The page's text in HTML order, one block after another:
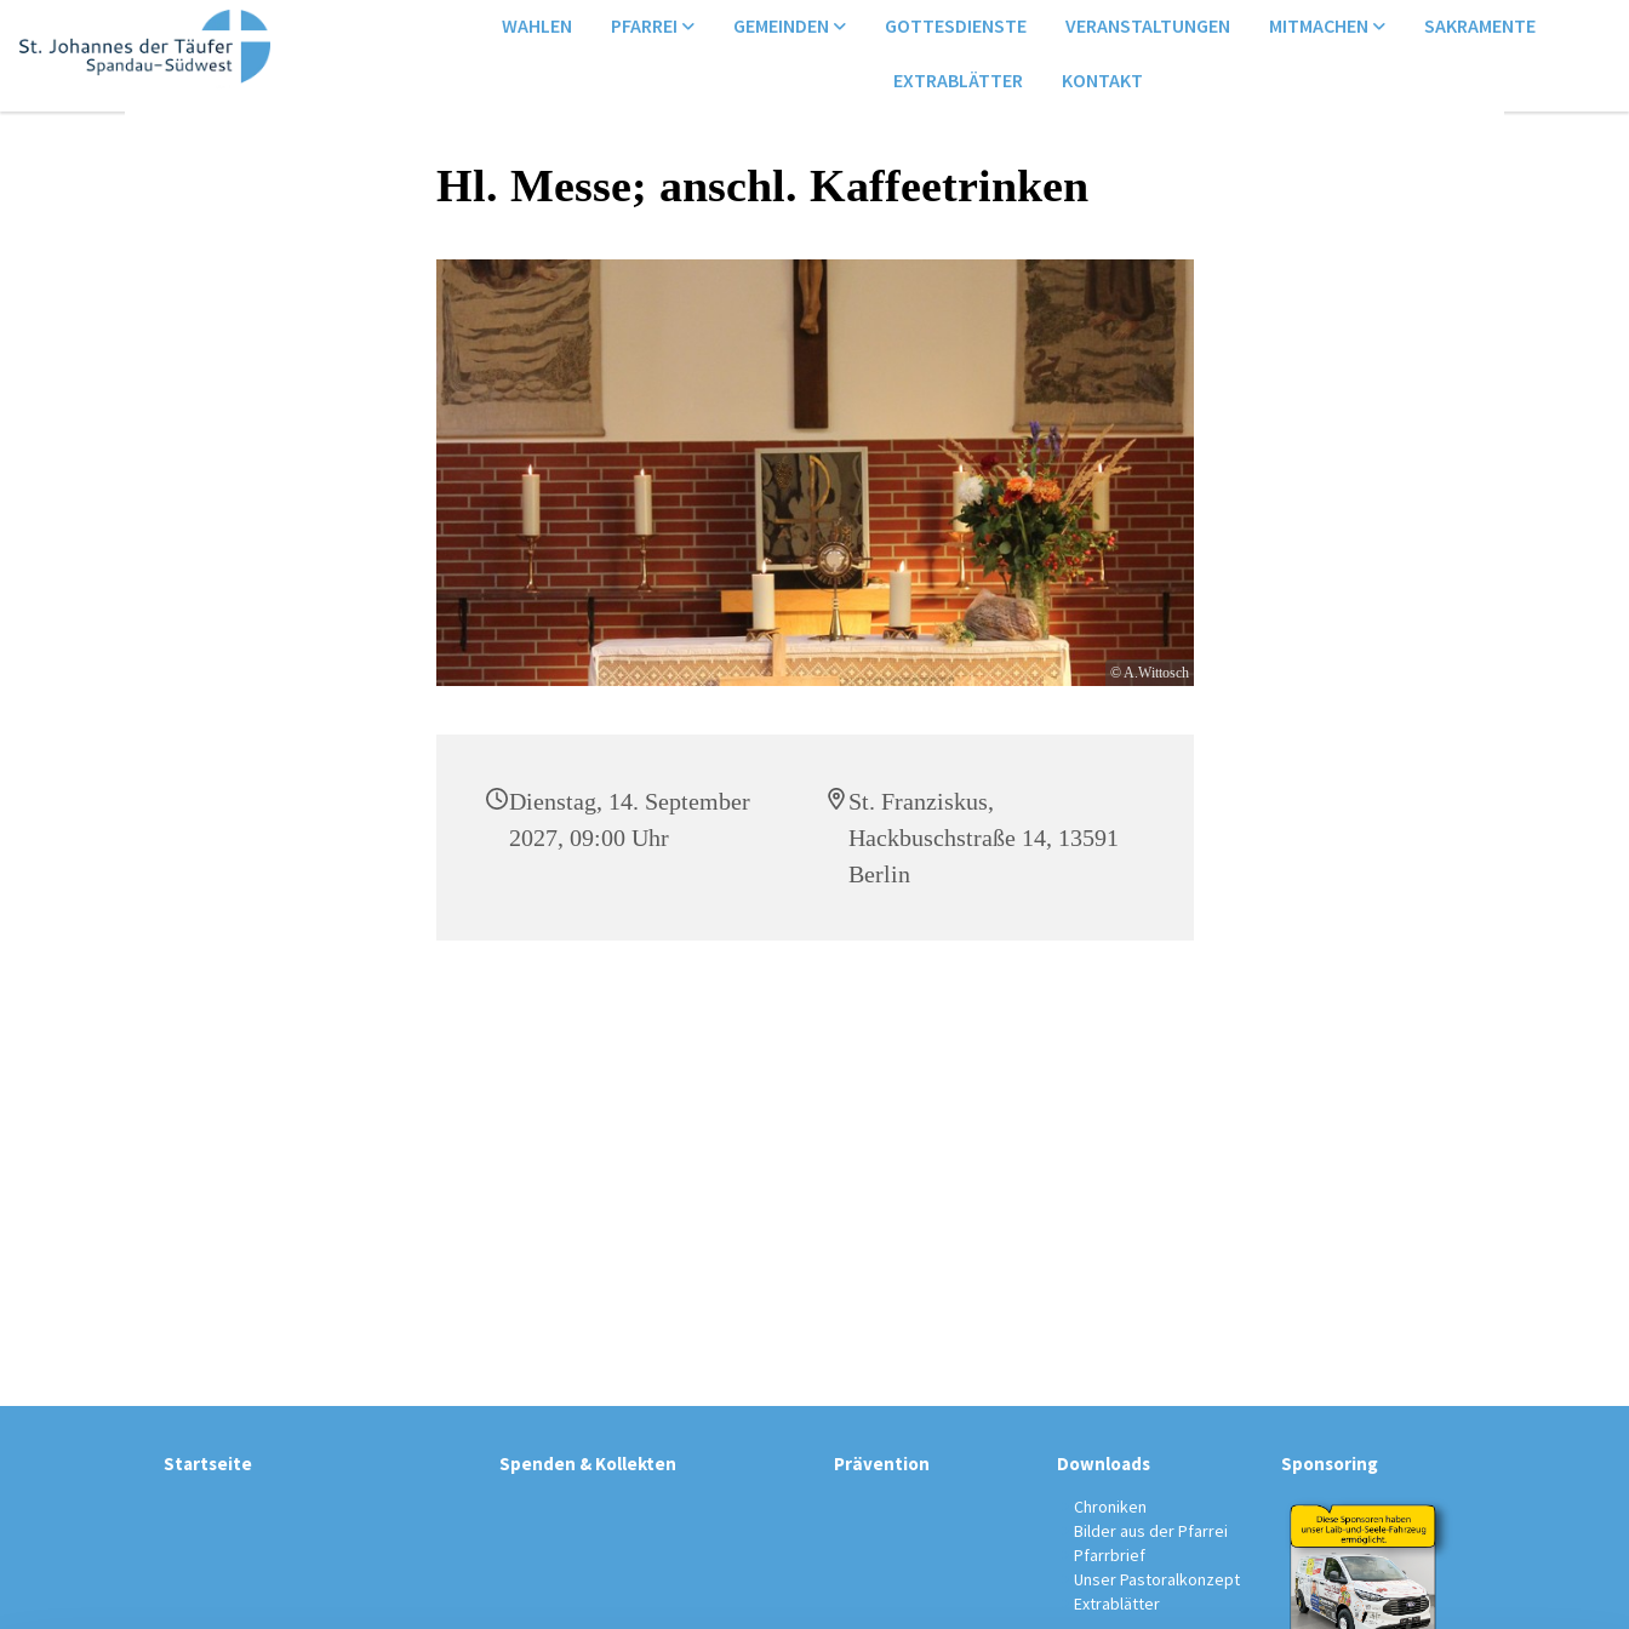
WAHLEN PFARREI GEMEINDEN GOTTESDIENSTE VERANSTALTUNGEN MITMACHEN SAKRAMENTE
EXTRABLÄTTER KONTAKT
Hl. Messe; anschl. Kaffeetrinken
© A.Wittosch
Dienstag, 14. September
2027, 09:00 Uhr
St. Franziskus,
Hackbuschstraße 14, 13591
Berlin
Startseite Spenden & Kollekten Prävention Downloads
Chroniken
Bilder aus der Pfarrei
Pfarrbrief
Unser Pastoralkonzept
Extrablätter
Sponsoring